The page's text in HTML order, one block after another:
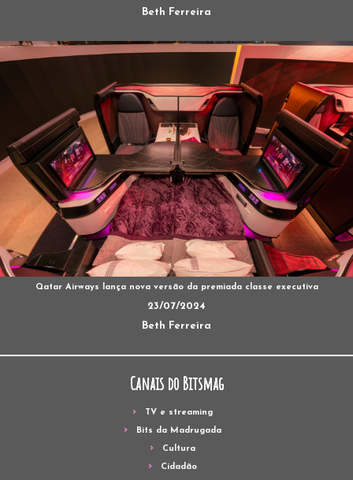
Beth Ferreira
Qatar Airways lança nova versão da premiada classe executiva
23/07/2024
Beth Ferreira
Canais do Bitsmag
TV e streaming
Bits da Madrugada
Cultura
Cidadão